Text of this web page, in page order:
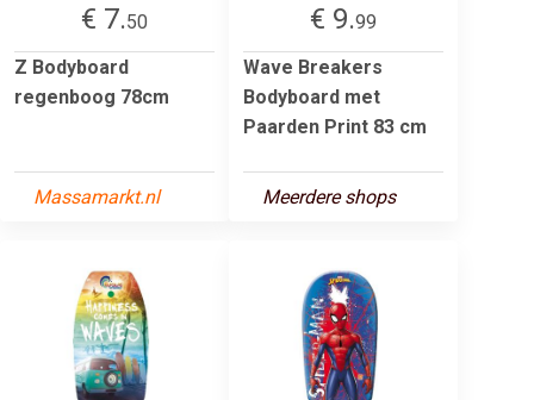
€ 7.50
Z Bodyboard
regenboog 78cm
Massamarkt.nl
€ 9.99
Wave Breakers
Bodyboard met
Paarden Print 83 cm
Meerdere shops